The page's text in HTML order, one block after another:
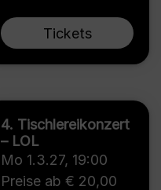
Tickets
4. Tischlereikonzert
– LOL
Mo 1.3.27, 19:00
Preise ab € 20,00